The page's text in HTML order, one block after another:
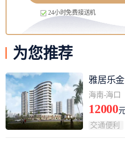
24小时免费接送机
为您推荐
雅居乐
海南-海口
12000
交通便利